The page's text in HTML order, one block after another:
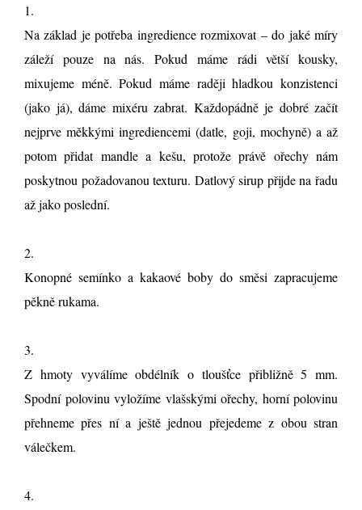
1.
Na základ je potřeba ingredience rozmixovat – do jaké míry
záleží pouze na nás. Pokud máme rádi větší kousky,
mixujeme méně. Pokud máme raději hladkou konzistenci
(jako já), dáme mixéru zabrat. Každopádně je dobré začít
nejprve měkkými ingrediencemi (datle, goji, mochyně) a až
potom přidat mandle a kešu, protože právě ořechy nám
poskytnou požadovanou texturu. Datlový sirup přijde na řadu
až jako poslední.
2.
Konopné semínko a kakaové boby do směsi zapracujeme
pěkně rukama.
3.
Z hmoty vyválíme obdélník o tloušťce přibližně 5 mm.
Spodní polovinu vyložíme vlašskými ořechy, horní polovinu
přehneme přes ní a ještě jednou přejedeme z obou stran
válečkem.
4.